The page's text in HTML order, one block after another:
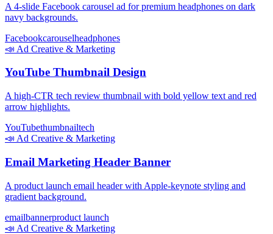
A 4-slide Facebook carousel ad for premium headphones on dark
navy backgrounds.
Facebookcarouselheadphones
📣 Ad Creative & Marketing
YouTube Thumbnail Design
A high-CTR tech review thumbnail with bold yellow text and red
arrow highlights.
YouTubethumbnailtech
📣 Ad Creative & Marketing
Email Marketing Header Banner
A product launch email header with Apple-keynote styling and
gradient background.
emailbannerproduct launch
📣 Ad Creative & Marketing